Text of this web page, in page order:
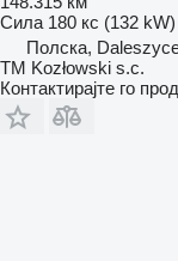
Сила 180 кс (132 kW)
Полска,
TM Kozłowski s.c.
Контактирајте го